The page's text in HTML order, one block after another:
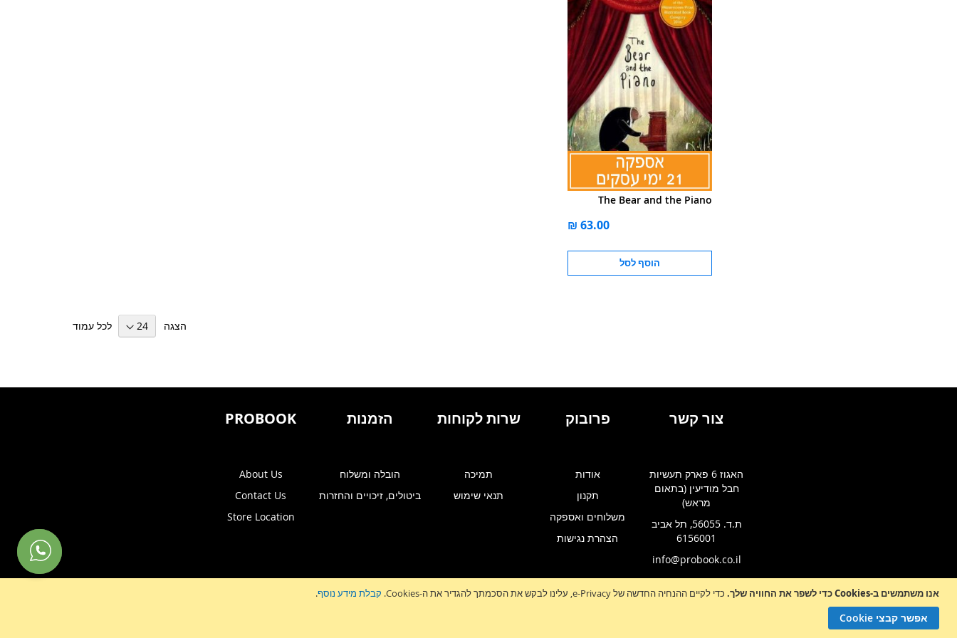
אנו משתמשים ב-Cookies כדי לשפר את החוויה שלך. כדי לקיים ההנחיה החדשה של e-Privacy, עלינו לבקש את הסכמתך להגדיר את ה-Cookies. קבלת מידע נוסף.
אפשר קבצי Cookie
The Bear and the Piano
הוסף לסל
הצגה לכל עמוד
Sign
Up
for
הרשמה לניוזלטר
צור קשר
האגוז 6 פארק תעשיות
חבל מודיעין (בתאום
מראש)
ת.ד. 56055, תל אביב
6156001
info@probook.co.il
פרובוק
אודות
תקנון
משלוחים ואספקה
הצהרת נגישות
שרות לקוחות
תמיכה
תנאי שימוש
הזמנות
הובלה ומשלוח
ביטולים, זיכויים והחזרות
PROBOOK
About Us
Contact Us
Store Location